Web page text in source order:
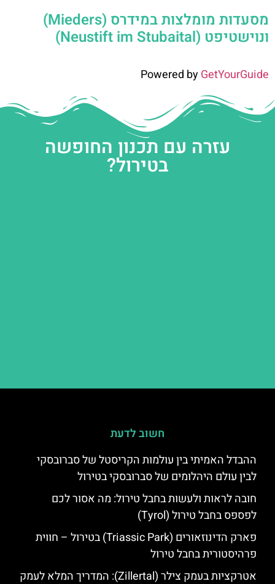
מסעדות מומלצות במידרס (Mieders)
ונוישטיפט (Neustift im Stubaital)
Powered byGetYourGuide
עזרה עם תכנון החופשה
בטירול?
חשוב לדעת
ההבדל האמיתי בין עולמות הקריסטל של סברובסקי
לבין עולם היהלומים של סברובסקי בטירול
חובה לראות ולעשות בחבל טירול: מה אסור לכם
לפספס בחבל טירול (Tyrol)
פארק הדינוזאורים (Triassic Park) בטירול – חווית
פרהיסטורית בחבל טירול
אטרקציות בעמק צילר (Zillertal): המדריך המלא לעמק